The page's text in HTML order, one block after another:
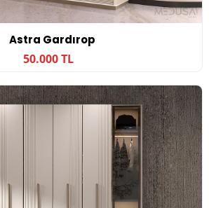
Astra Gardırop
50.000 TL